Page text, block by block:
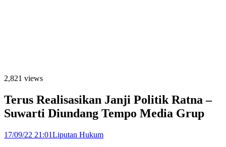
2,821 views
Terus Realisasikan Janji Politik Ratna –
Suwarti Diundang Tempo Media Grup
17/09/22 21:01Liputan Hukum